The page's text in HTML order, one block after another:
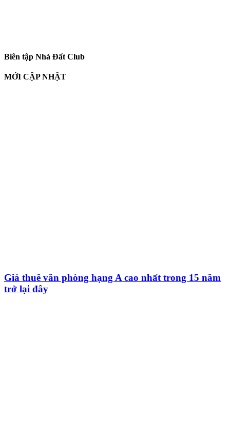
Biên tập Nhà Đất Club
MỚI CẬP NHẬT
Giá thuê văn phòng hạng A cao nhất trong 15 năm
trở lại đây